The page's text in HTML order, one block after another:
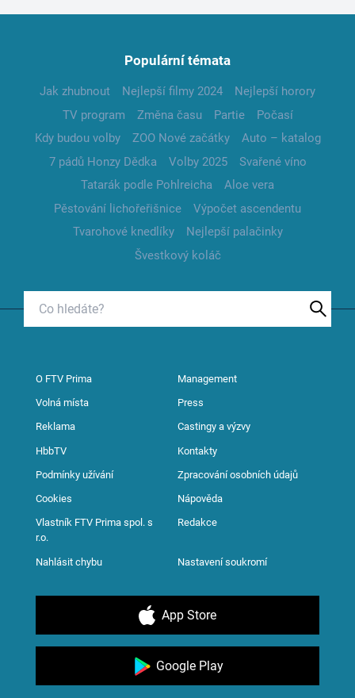
Populární témata
Jak zhubnout Nejlepší filmy 2024
Nejlepší horory
TV program
Změna času Partie
Počasí
Kdy budou volby
ZOO Nové začátky
Auto – katalog
7 pádů Honzy Dědka
Volby 2025
Svařené víno
Tatarák podle Pohlreicha
Aloe vera
Pěstování lichořeřišnice
Výpočet ascendentu
Tvarohové knedlíky
Nejlepší palačinky
Švestkový koláč
O FTV Prima Management
Volná místa Press
Reklama Castingy a výzvy
HbbTV Kontakty
Podmínky užívání Zpracování osobních údajů
Cookies Nápověda
Vlastník FTV Prima spol. s
r.o.
Redakce
Nahlásit chybu Nastavení soukromí
App Store
Google Play